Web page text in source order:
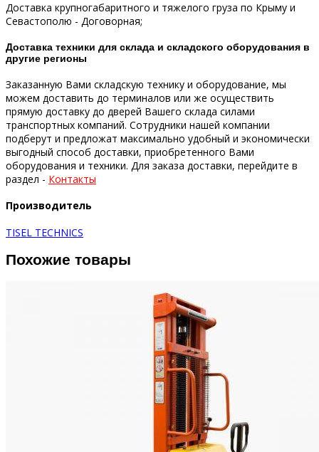
Доставка крупногабаритного и тяжелого груза по Крыму и
Севастополю - Договорная;
Доставка техники для склада и складского оборудования в
другие регионы
Заказанную Вами складскую технику и оборудование, мы
можем доставить до терминалов или же осуществить
прямую доставку до дверей Вашего склада силами
транспортных компаний. Сотрудники нашей компании
подберут и предложат максимально удобный и экономически
выгодный способ доставки, приобретенного Вами
оборудования и техники. Для заказа доставки, перейдите в
раздел - Контакты
Производитель
TISEL TECHNICS
Похожие товары